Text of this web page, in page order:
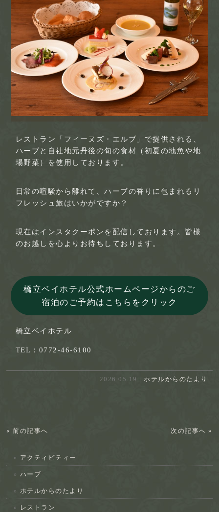
レストラン「フィーヌズ・エルブ」で提供される、
ハーブと自社地元丹後の旬の食材（初夏の地魚や地
場野菜）を使用しております。
日常の喧騒から離れて、ハーブの香りに包まれるリ
フレッシュ旅はいかがですか？
現在はインスタクーポンを配信しております。皆様
のお越しを心よりお待ちしております。
橋立ベイホテル公式ホームページからのご
宿泊のご予約はこちらをクリック
橋立ベイホテル
TEL：0772-46-6100
2026.05.19 |ホテルからのたより
« 前の記事へ 次の記事へ »
アクティビティー
ハーブ
ホテルからのたより
レストラン